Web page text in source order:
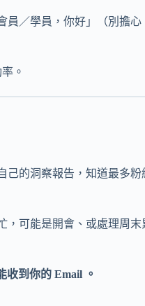
／學員，你好」（別擔
。
的洞察報告，知道最多
可能是開會、或處理周
到你的 Email 。